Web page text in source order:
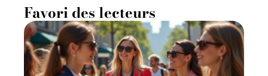
Favori des lecteurs